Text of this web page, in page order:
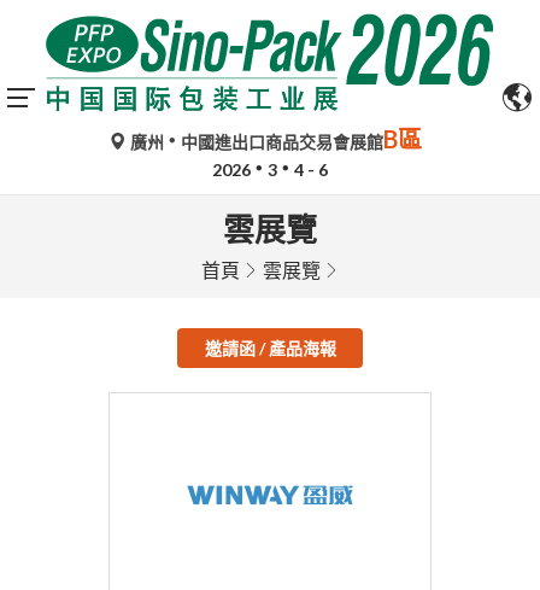
廣州 中國進出口商品交易會展館B區
2026 3 4 - 6
雲展覽
首頁 雲展覽
邀請函 / 產品海報